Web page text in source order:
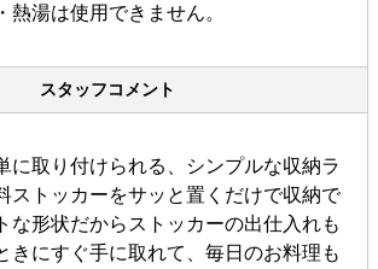
熱湯は使用できません。
スタッフコメント
に取り付けられる、シンプルな収納ラ
ストッカーをサッと置くだけで収納で
な形状だからストッカーの出仕入れも
きにすぐ手に取れて、毎日のお料理も